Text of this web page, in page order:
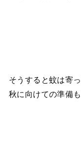
そうすると蚊は寄
秋に向けての準備